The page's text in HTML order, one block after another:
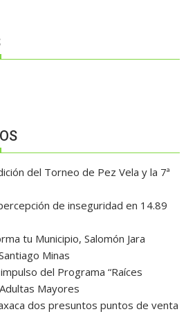
del Torneo de Pez Vela y la 7ª
de inseguridad en 14.89
tu Municipio, Salomón Jara
Minas
del Programa “Raíces
Mayores
dos presuntos puntos de venta